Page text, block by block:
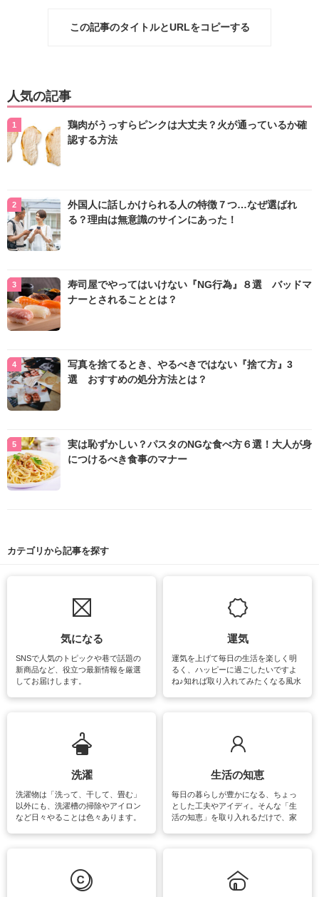
この記事のタイトルとURLをコピーする
人気の記事
鶏肉がうっすらピンクは大丈夫？火が通っているか確
認する方法
外国人に話しかけられる人の特徴７つ…なぜ選ばれ
る？理由は無意識のサインにあった！
寿司屋でやってはいけない『NG行為』８選 バッドマ
ナーとされることとは？
写真を捨てるとき、やるべきではない『捨て方』3
選 おすすめの処分方法とは？
実は恥ずかしい？パスタのNGな食べ方６選！大人が身
につけるべき食事のマナー
カテゴリから記事を探す
気になる
SNSで人気のトピックや巷で話題の
新商品など、役立つ最新情報を厳選
してお届けします。
運気
運気を上げて毎日の生活を楽しく明
るく、ハッピーに過ごしたいですよ
ね♪知れば取り入れてみたくなる風水
洗濯
洗濯物は「洗って、干して、畳む」
以外にも、洗濯槽の掃除やアイロン
など日々やることは色々あります。
マットなどの大きな洗濯物も、正し
い洗い方をすれば自宅で洗うことが
生活の知恵
毎日の暮らしが豊かになる、ちょっ
とした工夫やアイディ。そんな「生
活の知恵」を取り入れるだけで、家